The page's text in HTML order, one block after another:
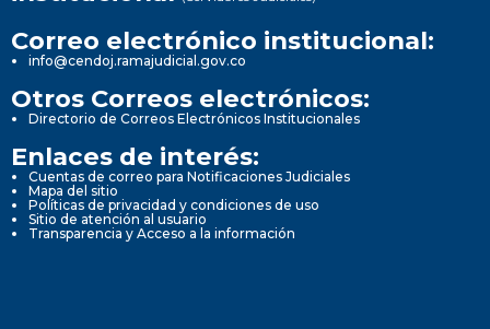
Correo electrónico institucional:
info@cendoj.ramajudicial.gov.co
Otros Correos electrónicos:
Directorio de Correos Electrónicos Institucionales
Enlaces de interés:
Cuentas de correo para Notificaciones Judiciales
Mapa del sitio
Políticas de privacidad y condiciones de uso
Sitio de atención al usuario
Transparencia y Acceso a la información